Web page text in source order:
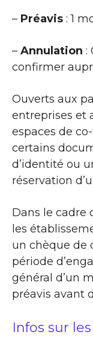
– Préavis : 1
– Annulation :
confirmer
Ouverts aux
entreprises et
espaces de
certains
d’identité ou
réservation
Dans le cadre
les
un chèque de
période
général d’un
préavis avant
Infos sur